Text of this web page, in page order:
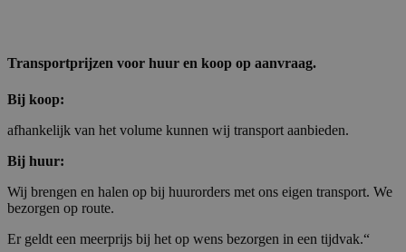
Transportprijzen voor huur en koop op aanvraag.
Bij koop:
afhankelijk van het volume kunnen wij transport aanbieden.
Bij huur:
Wij brengen en halen op bij huurorders met ons eigen transport. We
bezorgen op route.
Er geldt een meerprijs bij het op wens bezorgen in een tijdvak.“